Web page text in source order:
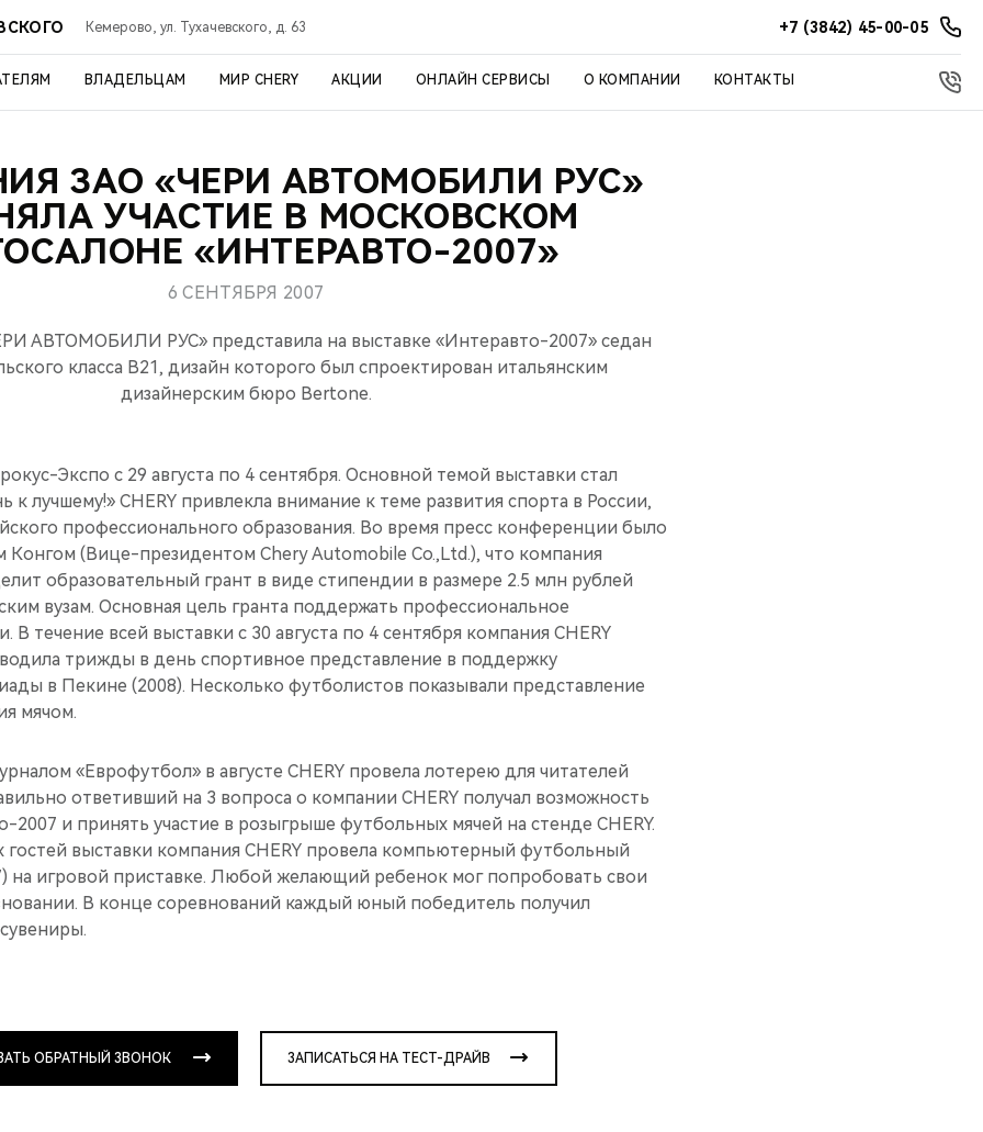
Кемерово, ул. Тухачевского, д. 63 +7 (3842) 45-00-05
ВЛАДЕЛЬЦАМ МИР CHERY АКЦИИ ОНЛАЙН СЕРВИСЫ О КОМПАНИИ КОНТАКТЫ
ЗАО «ЧЕРИ АВТОМОБИЛИ РУС»
УЧАСТИЕ В МОСКОВСКОМ
«ИНТЕРАВТО-2007»
6 СЕНТЯБРЯ 2007
АВТОМОБИЛИ РУС» представила на выставке «Интеравто-2007» седан
класса B21, дизайн которого был спроектирован итальянским
дизайнерским бюро Bertone.
Экспо с 29 августа по 4 сентября. Основной темой выставки стал
к лучшему!» CHERY привлекла внимание к теме развития спорта в России,
профессионального образования. Во время пресс конференции было
(Вице-президентом Chery Automobile Co.,Ltd.), что компания
образовательный грант в виде стипендии в размере 2.5 млн рублей
вузам. Основная цель гранта поддержать профессиональное
В течение всей выставки с 30 августа по 4 сентября компания CHERY
трижды в день спортивное представление в поддержку
в Пекине (2008). Несколько футболистов показывали представление
мячом.
«Еврофутбол» в августе CHERY провела лотерею для читателей
ответивший на 3 вопроса о компании CHERY получал возможность
2007 и принять участие в розыгрыше футбольных мячей на стенде CHERY.
гостей выставки компания CHERY провела компьютерный футбольный
на игровой приставке. Любой желающий ребенок мог попробовать свои
В конце соревнований каждый юный победитель получил
ОБРАТНЫЙ ЗВОНОК ЗАПИСАТЬСЯ НА ТЕСТ-ДРАЙВ